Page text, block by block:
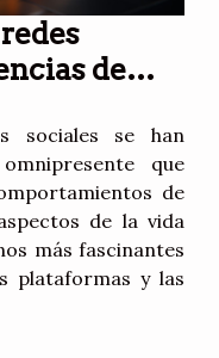
de
sociales se han
que
de
de la vida
más fascinantes
plataformas y las